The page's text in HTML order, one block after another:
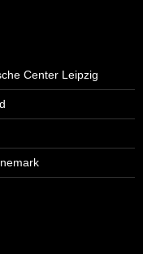
Center Leipzig